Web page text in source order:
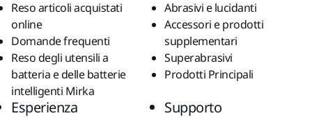
Reso articoli acquistati
online
Domande frequenti
Reso degli utensili a
batteria e delle batterie
intelligenti Mirka
Abrasivi e lucidanti
Accessori e prodotti
supplementari
Superabrasivi
Prodotti Principali
Esperienza Supporto